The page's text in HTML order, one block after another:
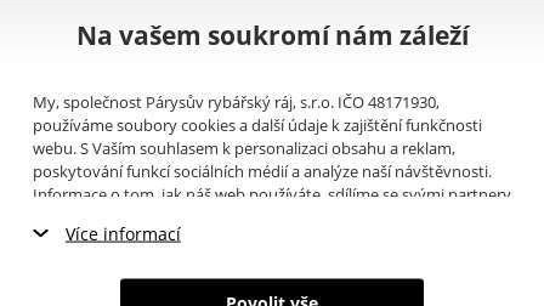
Na vašem soukromí nám záleží
My, společnost Párysův rybářský ráj, s.r.o. IČO 48171930,
používáme soubory cookies a další údaje k zajištění funkčnosti
webu. S Vaším souhlasem k personalizaci obsahu a reklam,
poskytování funkcí sociálních médií a analýze naší návštěvnosti.
Informace o tom, jak náš web používáte, sdílíme se svými partnery
můžete přečíst, jak tyto informace Google používá. Partneři tyto
poskytli nebo které získali v důsledku toho, že používáte jejich
Více informací
Nezbytné cookies